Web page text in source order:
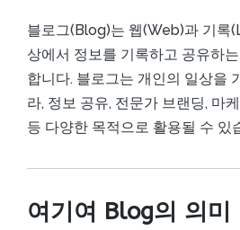
블로그(Blog)는 웹(Web)과 기록
상에서 정보를 기록하고 공유하
합니다. 블로그는 개인의 일상을
라, 정보 공유, 전문가 브랜딩, 마
등 다양한 목적으로 활용될 수 있
여기여 Blog의 의미